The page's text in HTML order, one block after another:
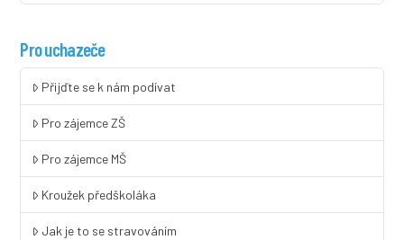
Pro uchazeče
Přijďte se k nám podívat
Pro zájemce ZŠ
Pro zájemce MŠ
Kroužek předškoláka
Jak je to se stravováním